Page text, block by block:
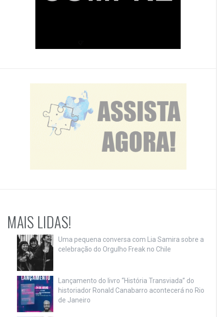
MAIS LIDAS!
Uma pequena conversa com Lia Samira sobre a
celebração do Orgulho Freak no Chile
Lançamento do livro “História Transviada” do
historiador Ronald Canabarro acontecerá no Rio
de Janeiro